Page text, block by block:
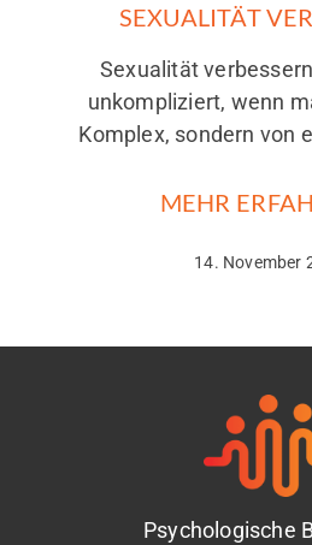
SEXUALITÄT
Sexualität
unkompliziert, wenn
Komplex, sondern von
MEHR
14. November
Psychologische